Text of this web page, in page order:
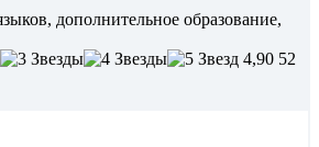
дополнительное образование,
4,90 52